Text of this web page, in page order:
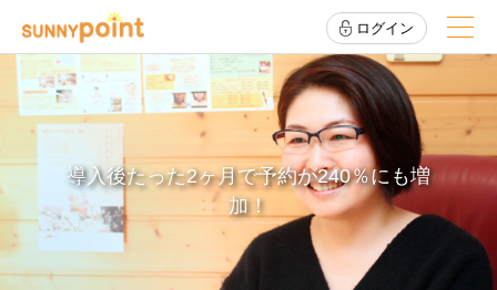
ログイン
導入後たった2ヶ月で予約が240％にも増
加！